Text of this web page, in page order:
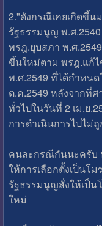
2."ดังกรณีเคยเกิดขึ้น
รัฐธรรมนูญ พ.ศ
พรฎ.ยุบสภา พ.ศ
ขึ้นใหม่ตาม พรฎ.แก้ไ
พ.ศ.2549 ที่ได้กำหน
ต.ค.2549 หลังจากที่
ทั่วไปในวันที่ 2 เม.ย
การดำเนินการไปไ
คนละกรณีกันนะครับ
ให้การเลือกตั้งเป็นโ
รัฐธรรมนูญสั่งให้เป็
ใหม่